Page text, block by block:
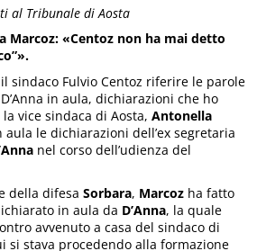
al Tribunale di Aosta
Marcoz: «Centoz non ha mai detto
sindaco Fulvio Centoz riferire le parole
in aula, dichiarazioni che ho
vice sindaca di Aosta,Antonella
le dichiarazioni dell’ex segretaria
nel corso dell’udienza del
della difesaSorbara, Marcoz ha fatto
in aula da D’Anna, la quale
avvenuto a casa del sindaco di
si stava procedendo alla formazione